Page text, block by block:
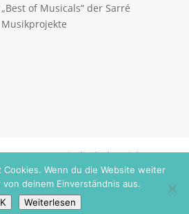
of Musicals“ der Sarré
Musikprojekte
Mitgliederbereich
Cookies. Wenn du die Website weiter
deinem Einverständnis aus.
Weiterlesen